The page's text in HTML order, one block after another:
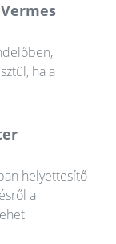
ha a
helyettesítő
a